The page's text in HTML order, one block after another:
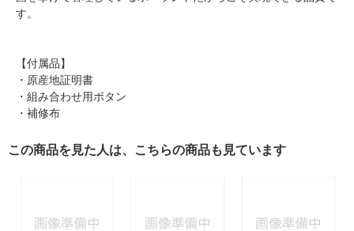
す。
【付属品】
・原産地証明書
・組み合わせ用ボタン
・補修布
この商品を見た人は、こちらの商品も見ています